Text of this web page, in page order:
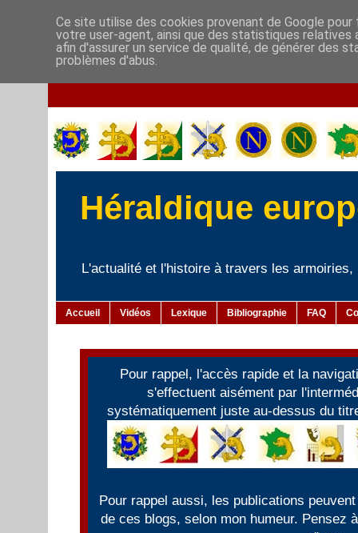
Héraldique
L'actualité et l'histoire à travers les
Accueil Vidéos Lexique Bibliographie FAQ
Pour rappel, l'accès rapide et la
s'effectuent aisément par
systématiquement juste au-dessus du
Pour rappel aussi, les publications
de ces blogs, selon mon humeur. Pensez
Ce site utilise des cookies provenant de Google
votre user-agent, ainsi que des statistiques
afin d'assurer un service de qualité, de générer des
problèmes d'abus.